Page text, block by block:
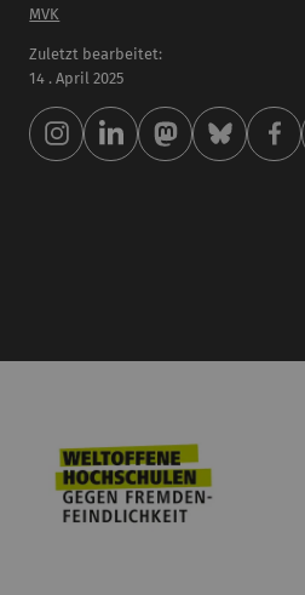
MVK
Zuletzt bearbeitet:
14 . April 2025